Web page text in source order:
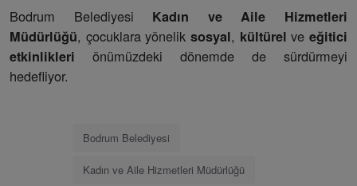
Bodrum Belediyesi Kadın ve Aile Hizmetleri
Müdürlüğü, çocuklara yönelik sosyal, kültürel veeğitici
etkinlikleri önümüzdeki dönemde de sürdürmeyi
hedefliyor.
Bodrum Belediyesi
Kadın ve Aile Hizmetleri Müdürlüğü